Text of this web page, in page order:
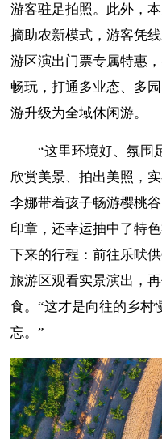
游客驻足拍照。此外，
摘助农新模式，游客凭
游区演出门票专属特惠
畅玩，打通多业态、多
游升级为全域休闲游。
“这里环境好、氛围
欣赏美景、拍出美照，
李娜带着孩子畅游樱桃
印章，还幸运抽中了特
下来的行程：前往乐畎
旅游区观看实景演出，
食。“这才是向往的乡村
忘。”